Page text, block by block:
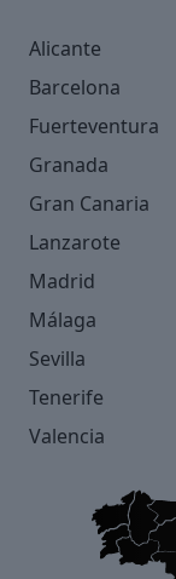
Alicante
Barcelona
Fuerteventura
Granada
Gran Canaria
Lanzarote
Madrid
Málaga
Sevilla
Tenerife
Valencia